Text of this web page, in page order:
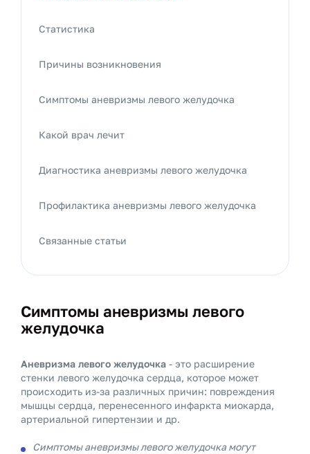
Симптомы аневризмы левого
желудочка
Аневризма левого желудочка - это расширение
стенки левого желудочка сердца, которое может
происходить из-за различных причин: повреждения
мышцы сердца, перенесенного инфаркта миокарда,
артериальной гипертензии и др.
Симптомы аневризмы левого желудочка могут
Статистика
Причины возникновения
Симптомы аневризмы левого желудочка
Какой врач лечит
Диагностика аневризмы левого желудочка
Профилактика аневризмы левого желудочка
Связанные статьи